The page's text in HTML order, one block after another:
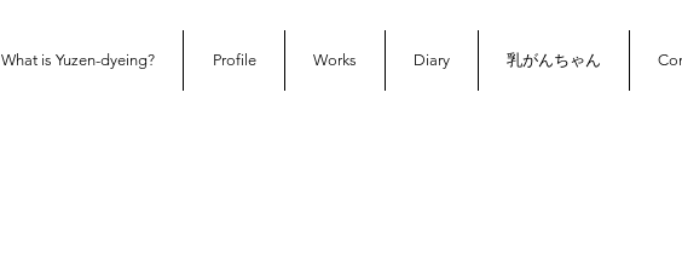
What is Yuzen-dyeing? Profile Works Diary 乳がんちゃん